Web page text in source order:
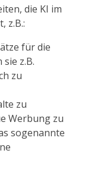
die KI im
z.B.:
für die
z.B.
zu
zu
Werbung zu
sogenannte